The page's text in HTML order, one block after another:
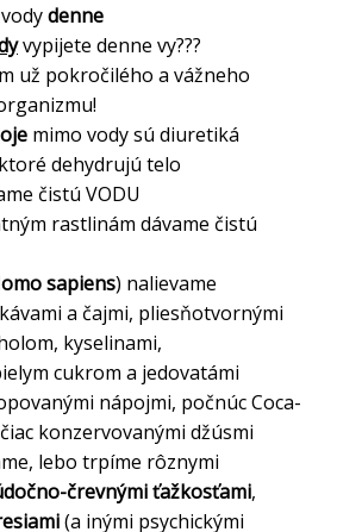
denne
vypijete denne vy???
už pokročilého a vážneho
mimo vody sú diuretiká
dehydrujú telo
čistú VODU
rastlinám dávame čistú
sapiens) nalievame
a čajmi, pliesňotvornými
kyselinami,
cukrom a jedovatámi
nápojmi, počnúc Coca-
konzervovanými džúsmi
lebo trpíme rôznymi
črevnými ťažkosťami,
(a inými psychickými